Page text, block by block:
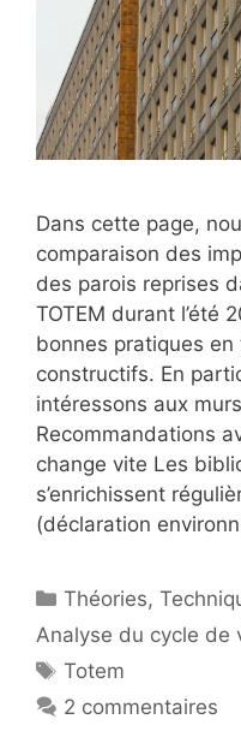
Dans cette page,
comparaison des
des parois reprises
TOTEM durant l’été
bonnes pratiques
constructifs. En
intéressons aux
Recommandations
change vite Les
s’enrichissent
(déclaration
Catégories
Théories,
Analyse du cycle de
Étiquettes
Totem
2 commentaires